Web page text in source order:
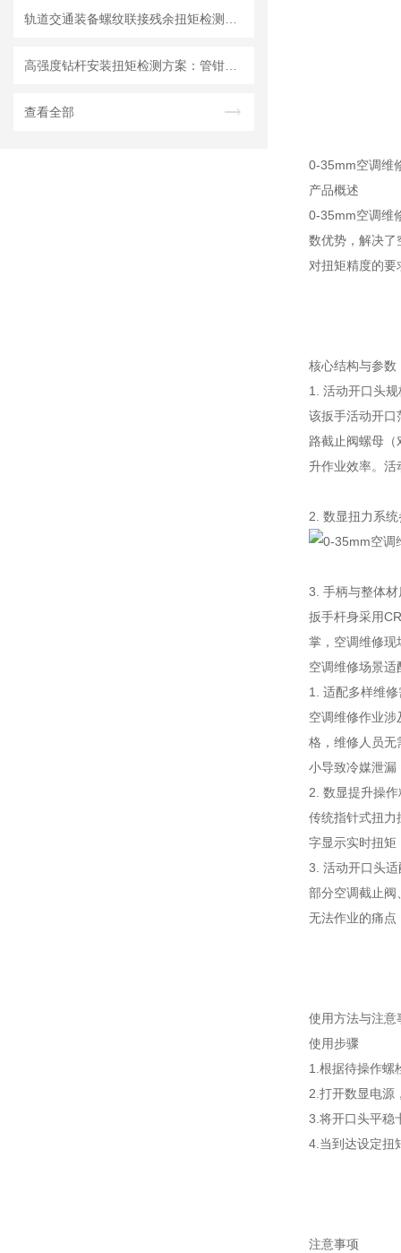
查看全部
0-35mm空调维
产品概述
0-35mm空调维
数优势，解决了
对扭矩精度的要
核心结构与参数
1. 活动开口头规
该扳手活动开
路截止阀螺母
升作业效率。
2. 数显扭力系统
3. 手柄与整体材
扳手杆身采用
掌，空调维修现
空调维修场景适
1. 适配多样维修
空调维修作业
格，维修人员无
小导致冷媒泄漏
2. 数显提升操作
传统指针式扭力
字显示实时扭矩
3. 活动开口头
部分空调截止阀
无法作业的痛点
使用方法与注意
使用步骤
1.根据待操作螺
2.打开数显电源
3.将开口头平稳
4.当到达设定扭
注意事项